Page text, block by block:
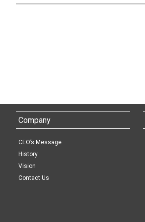
Company
CEO’s Message
History
Vision
Contact Us